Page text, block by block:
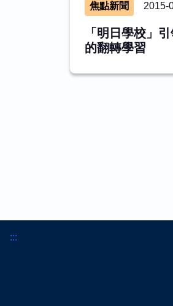
焦點新聞 2015-
「明日學校」
的翻轉學習
:::